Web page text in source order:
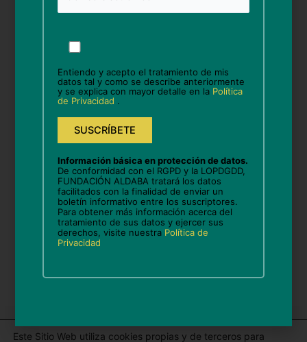
Correo
electrónico*
Guarda mi nombre, correo electrónico y web en
este navegador para la próxima vez que comente.
Este Sitio Web utiliza cookies propias y de terceros para
favor,
este
campo
vacío.
Entiendo y acepto el tratamiento de mis
datos tal y como se describe anteriormente
y se explica con mayor detalle en la Política
de Privacidad .
Información básica en protección de datos.
De conformidad con el RGPD y la LOPDGDD,
FUNDACIÓN ALDABA tratará los datos
facilitados con la finalidad de enviar un
boletín informativo entre los suscriptores.
Para obtener más información acerca del
tratamiento de sus datos y ejercer sus
derechos, visite nuestra Política de
Privacidad